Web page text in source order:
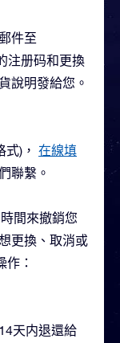
件至
注册码和更換
說明發給您。
式)， 在線填
聯繫。
間來撤銷您
更換、取消或
作：
天内退還給